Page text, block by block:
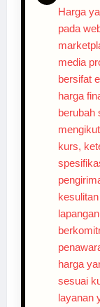
Harga
pada
media
bersifat
harga
berubah
kurs,
harga
sesuai
layanan